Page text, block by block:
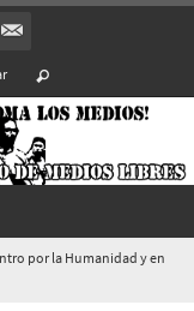
por la Humanidad y en